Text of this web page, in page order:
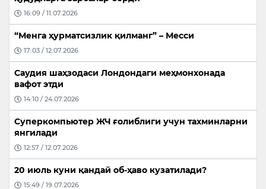
16:09 / 11.07.2026
“Менга ҳурматсизлик қилманг” – Месси
17:03 / 12.07.2026
Саудия шаҳзодаси Лондондаги меҳмонхонада
вафот этди
14:10 / 24.07.2026
Суперкомпьютер ЖЧ ғолиблиги учун тахминларни
янгилади
12:57 / 12.07.2026
20 июль куни қандай об-ҳаво кузатилади?
15:49 / 19.07.2026